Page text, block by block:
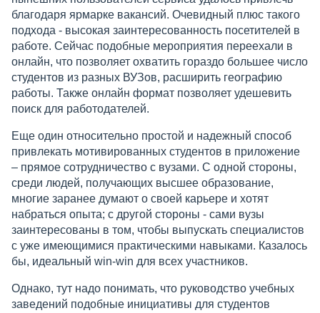
благодаря ярмарке вакансий. Очевидный плюс такого
подхода - высокая заинтересованность посетителей в
работе. Сейчас подобные мероприятия переехали в
онлайн, что позволяет охватить гораздо большее число
студентов из разных ВУЗов, расширить географию
работы. Также онлайн формат позволяет удешевить
поиск для работодателей.
Еще один относительно простой и надежный способ
привлекать мотивированных студентов в приложение
– прямое сотрудничество с вузами. С одной стороны,
среди людей, получающих высшее образование,
многие заранее думают о своей карьере и хотят
набраться опыта; с другой стороны - сами вузы
заинтересованы в том, чтобы выпускать специалистов
с уже имеющимися практическими навыками. Казалось
бы, идеальный win-win для всех участников.
Однако, тут надо понимать, что руководство учебных
заведений подобные инициативы для студентов